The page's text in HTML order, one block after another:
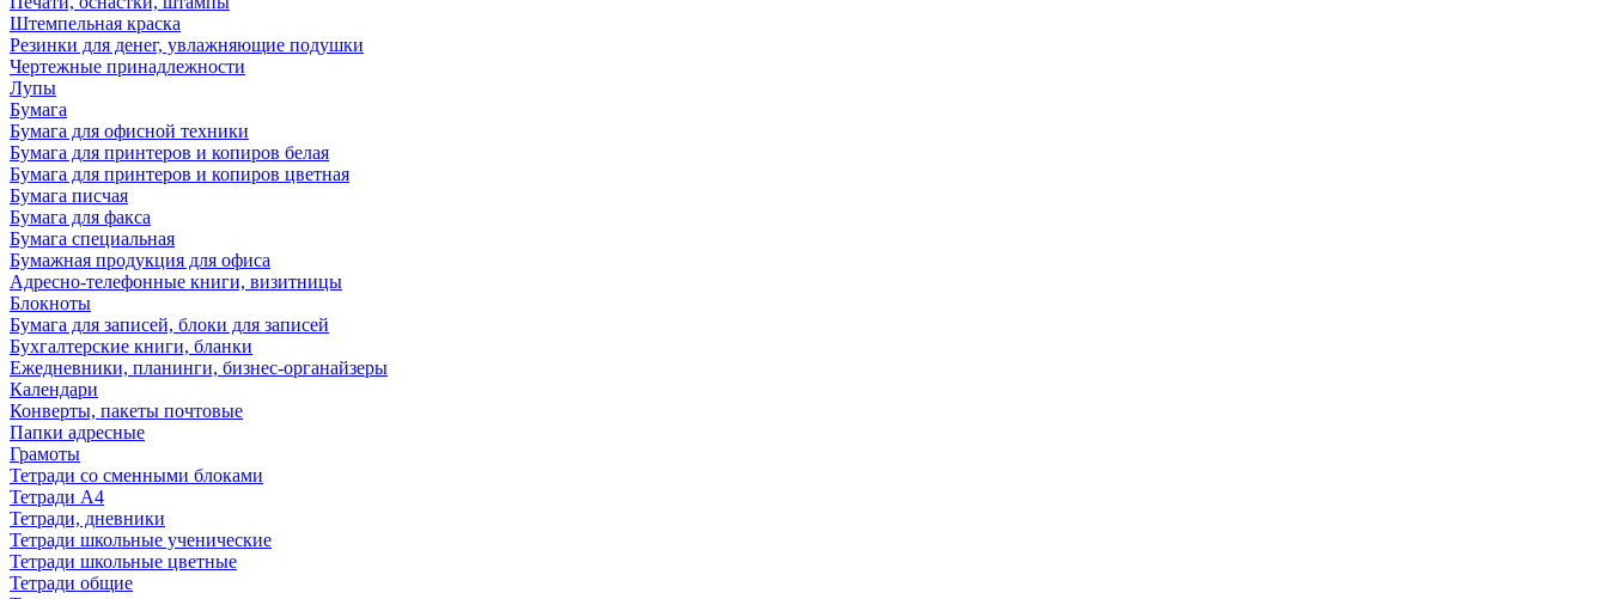
Штемпельная краска
Резинки для денег, увлажняющие подушки
Чертежные принадлежности
Лупы
Бумага
Бумага для офисной техники
Бумага для принтеров и копиров белая
Бумага для принтеров и копиров цветная
Бумага писчая
Бумага для факса
Бумага специальная
Бумажная продукция для офиса
Адресно-телефонные книги, визитницы
Блокноты
Бумага для записей, блоки для записей
Бухгалтерские книги, бланки
Ежедневники, планинги, бизнес-органайзеры
Календари
Конверты, пакеты почтовые
Папки адресные
Грамоты
Тетради со сменными блоками
Тетради А4
Тетради, дневники
Тетради школьные ученические
Тетради школьные цветные
Тетради общие